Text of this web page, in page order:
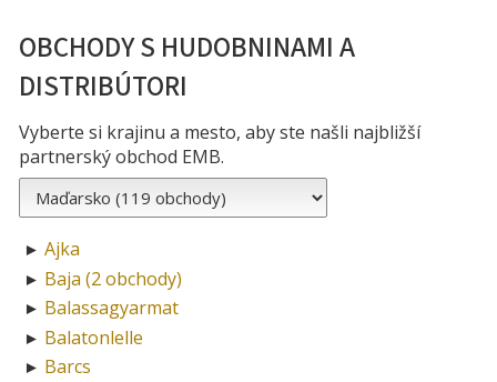
OBCHODY S HUDOBNINAMI A
DISTRIBÚTORI
Vyberte si krajinu a mesto, aby ste našli najbližší
partnerský obchod EMB.
► Ajka
► Baja (2 obchody)
► Balassagyarmat
► Balatonlelle
► Barcs